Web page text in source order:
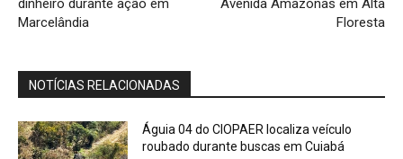
dinheiro durante ação em
Marcelândia
Avenida Amazonas em Alta
Floresta
NOTÍCIAS RELACIONADAS
Águia 04 do CIOPAER localiza veículo
roubado durante buscas em Cuiabá